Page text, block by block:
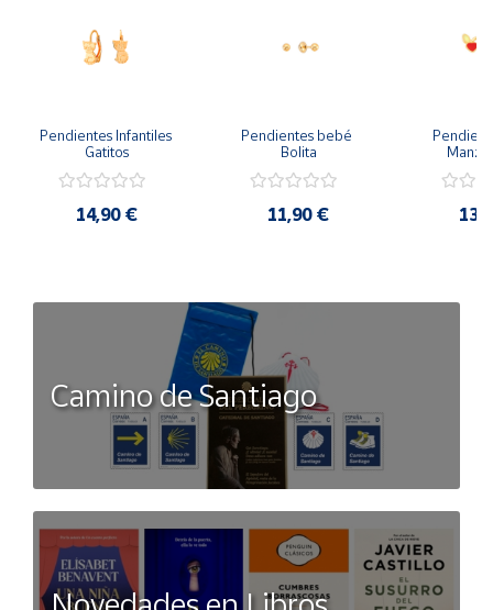
Pendientes Infantiles
Gatitos
14,90 €
Pendientes bebé
Bolita
11,90 €
Camino de Santiago